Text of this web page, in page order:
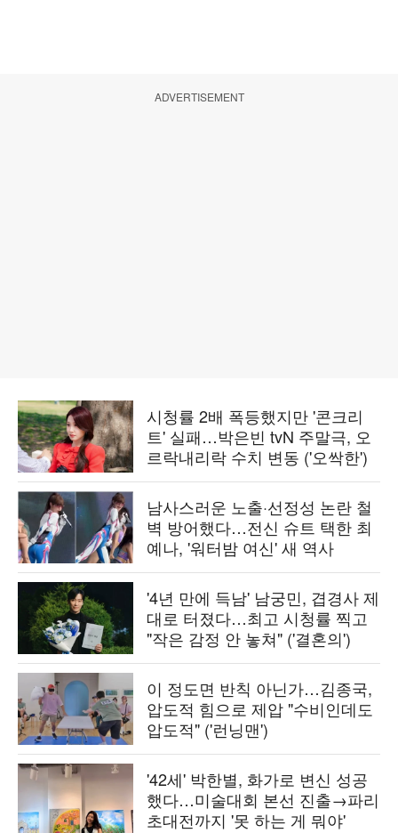
ADVERTISEMENT
시청률 2배 폭등했지만 '콘크리
트' 실패…박은빈 tvN 주말극, 오
르락내리락 수치 변동 ('오싹한')
남사스러운 노출·선정성 논란 철
벽 방어했다…전신 슈트 택한 최
예나, '워터밤 여신' 새 역사
'4년 만에 득남' 남궁민, 겹경사 제
대로 터졌다…최고 시청률 찍고
"작은 감정 안 놓쳐" ('결혼의')
이 정도면 반칙 아닌가…김종국,
압도적 힘으로 제압 "수비인데도
압도적" ('런닝맨')
'42세' 박한별, 화가로 변신 성공
했다…미술대회 본선 진출→파리
초대전까지 '못 하는 게 뭐야'